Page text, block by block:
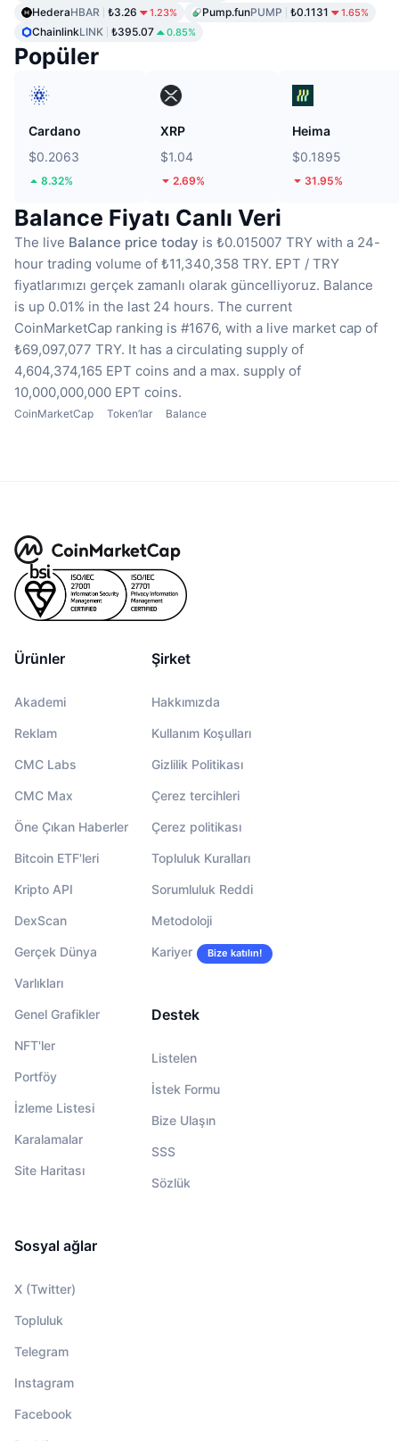
HederaHBAR ₺3.26 1.23% Pump.funPUMP ₺0.1131 1.65%
ChainlinkLINK ₺395.07 0.85%
Popüler
Cardano
$0.2063
8.32%
XRP
$1.04
2.69%
Heima
$0.1895
31.95%
Balance Fiyatı Canlı Veri
The live Balance price today is ₺0.015007 TRY with a 24-
hour trading volume of ₺11,340,358 TRY. EPT / TRY
fiyatlarımızı gerçek zamanlı olarak güncelliyoruz. Balance
is up 0.01% in the last 24 hours. The current
CoinMarketCap ranking is #1676, with a live market cap of
₺69,097,077 TRY. It has a circulating supply of
4,604,374,165 EPT coins and a max. supply of
10,000,000,000 EPT coins.
CoinMarketCap Token’lar Balance
Ürünler
Akademi
Reklam
CMC Labs
CMC Max
Öne Çıkan Haberler
Bitcoin ETF'leri
Kripto API
DexScan
Gerçek Dünya
Varlıkları
Genel Grafikler
NFT'ler
Portföy
İzleme Listesi
Karalamalar
Site Haritası
Şirket
Hakkımızda
Kullanım Koşulları
Gizlilik Politikası
Çerez tercihleri
Çerez politikası
Topluluk Kuralları
Sorumluluk Reddi
Metodoloji
Kariyer Bize katılın!
Destek
Listelen
İstek Formu
Bize Ulaşın
SSS
Sözlük
Sosyal ağlar
X (Twitter)
Topluluk
Telegram
Instagram
Facebook